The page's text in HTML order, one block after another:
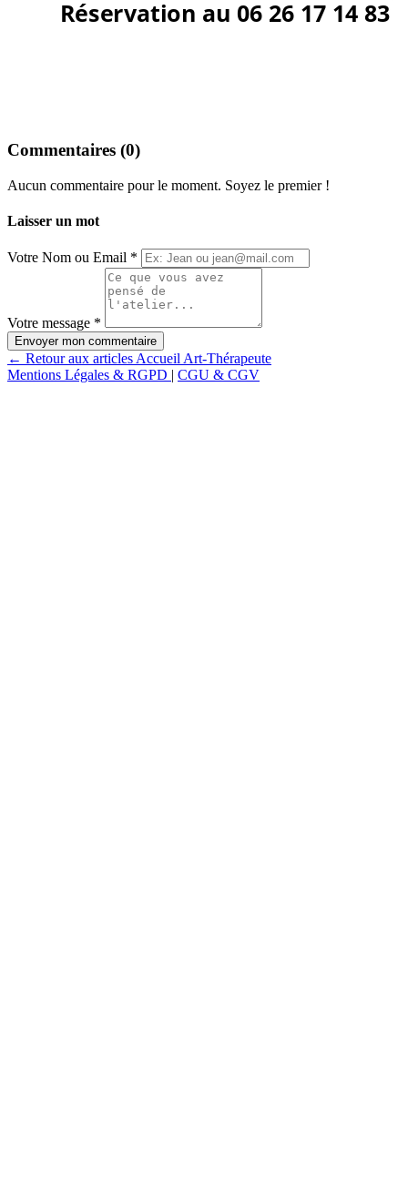
Commentaires (0)
Aucun commentaire pour le moment. Soyez le premier !
Laisser un mot
Votre Nom ou Email *
Votre message *
Envoyer mon commentaire
← Retour aux articles Accueil Art-Thérapeute
Mentions Légales & RGPD | CGU & CGV